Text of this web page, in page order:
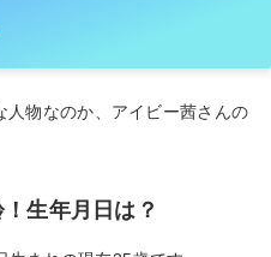
人物なのか、アイビー茜さんの
生年月日は？